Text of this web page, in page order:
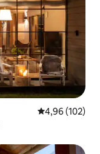
საშუალო
4,96 (102)